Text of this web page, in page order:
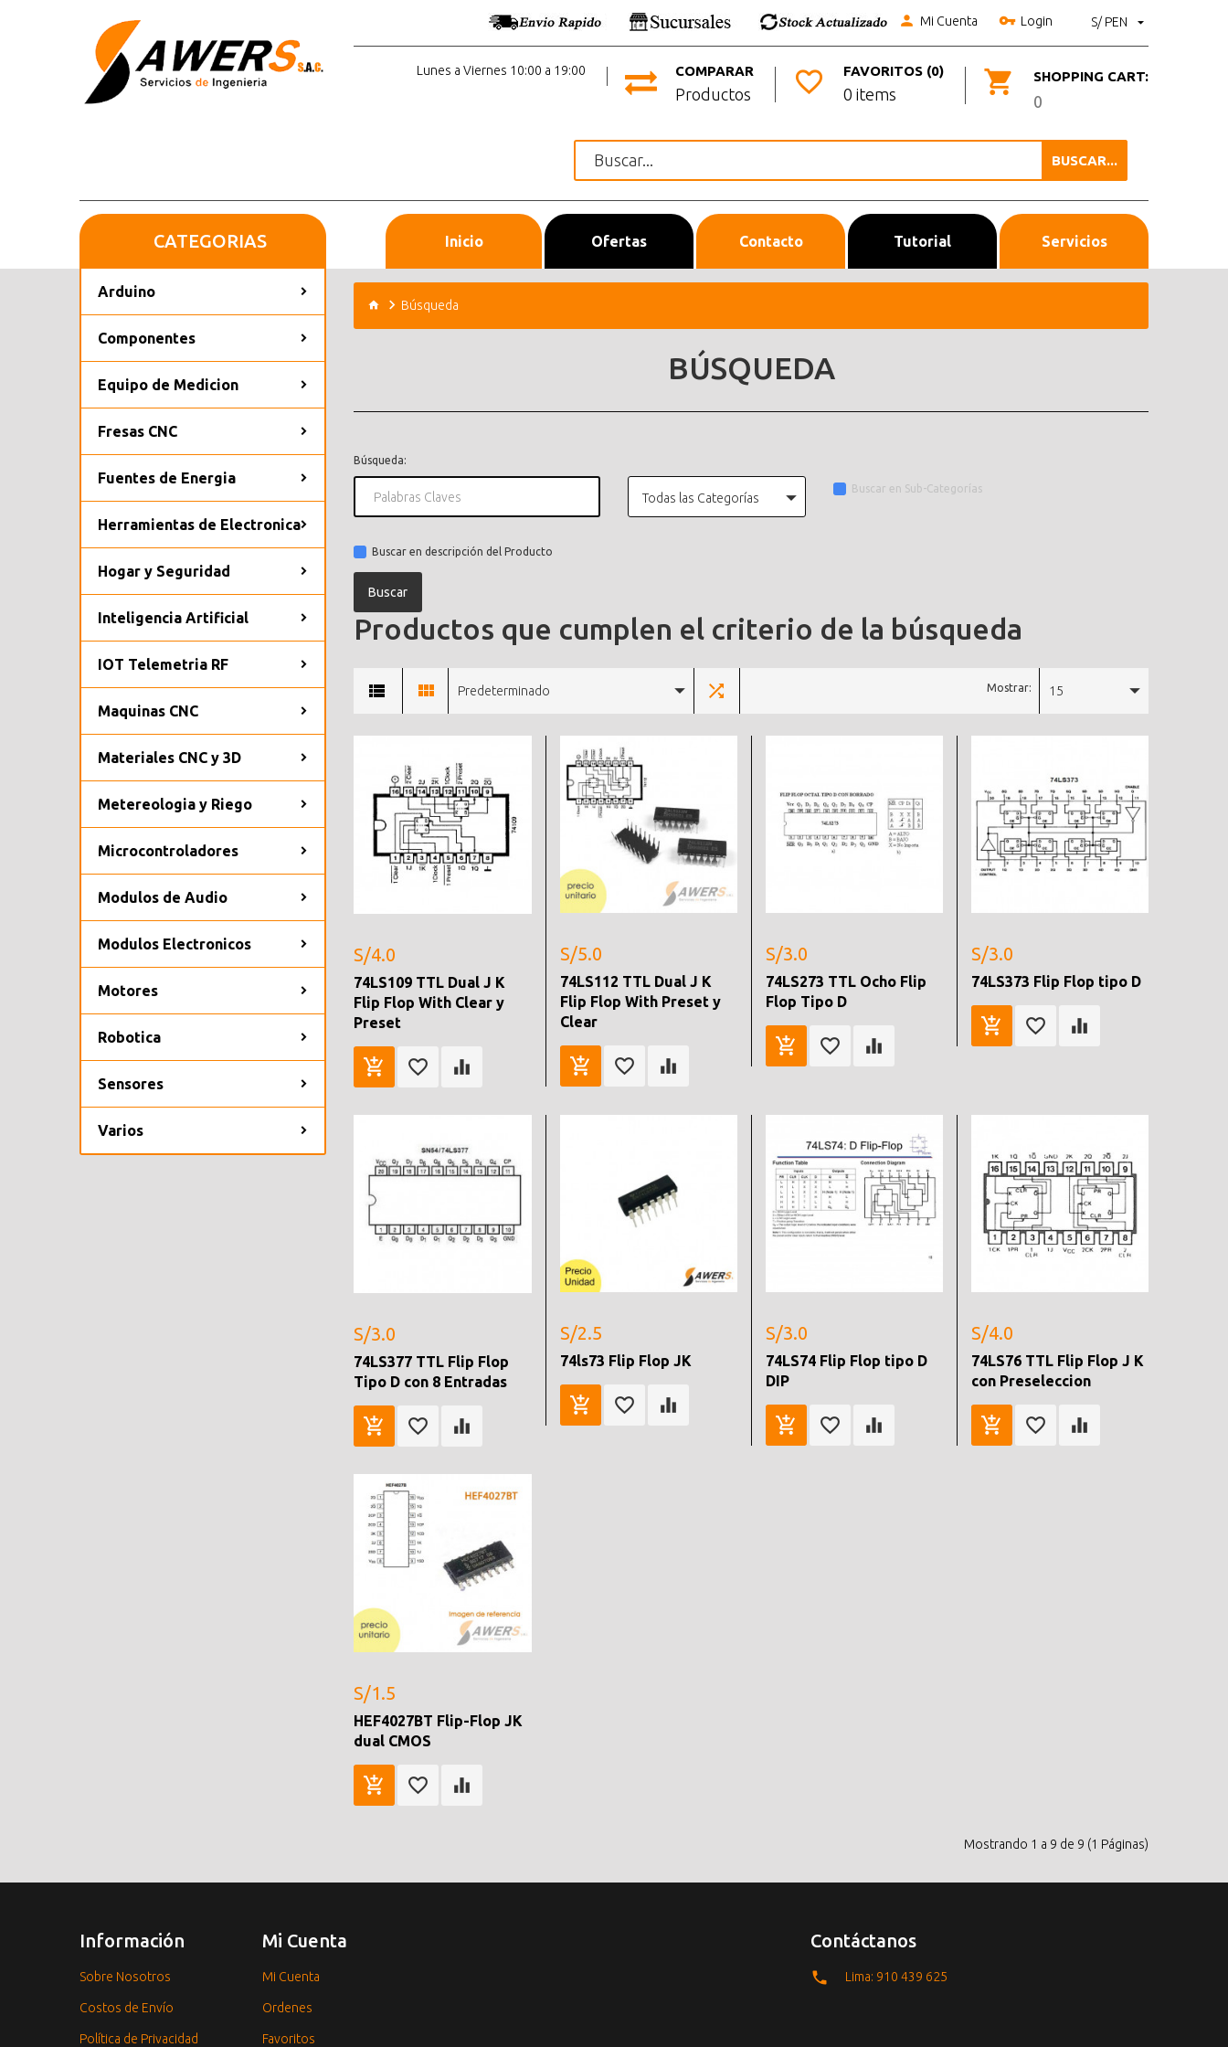
S/ PEN
Mi Cuenta Login
SHOPPING CART:
0
FAVORITOS (0)
0 items
COMPARAR
Productos
Lunes a Viernes 10:00 a 19:00
BUSCAR...
Inicio Ofertas Contacto Tutorial Servicios
CATEGORIAS
Arduino
Componentes
Equipo de Medicion
Fresas CNC
Fuentes de Energia
Herramientas de Electronica
Hogar y Seguridad
Inteligencia Artificial
IOT Telemetria RF
Maquinas CNC
Materiales CNC y 3D
Metereologia y Riego
Microcontroladores
Modulos de Audio
Modulos Electronicos
Motores
Robotica
Sensores
Varios
Búsqueda
BÚSQUEDA
Búsqueda:
Todas las Categorías
Buscar en Sub-Categorías
Buscar en descripción del Producto
Productos que cumplen el criterio de la búsqueda
Predeterminado Mostrar: 15
S/4.0
74LS109 TTL Dual J K
Flip Flop With Clear y
Preset
S/5.0
74LS112 TTL Dual J K
Flip Flop With Preset y
Clear
S/3.0
74LS273 TTL Ocho Flip
Flop Tipo D
S/3.0
74LS373 Flip Flop tipo D
S/3.0
74LS377 TTL Flip Flop
Tipo D con 8 Entradas
S/2.5
74ls73 Flip Flop JK
S/3.0
74LS74 Flip Flop tipo D
DIP
S/4.0
74LS76 TTL Flip Flop J K
con Preseleccion
S/1.5
HEF4027BT Flip-Flop JK
dual CMOS
Mostrando 1 a 9 de 9 (1 Páginas)
Información
Sobre Nosotros
Costos de Envío
Política de Privacidad
Mi Cuenta
Mi Cuenta
Ordenes
Favoritos
Contáctanos
Lima: 910 439 625